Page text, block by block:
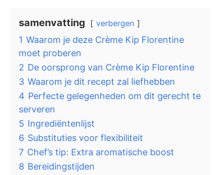
samenvatting verbergen
1 Waarom je deze Crème Kip Florentine
moet proberen
2 De oorsprong van Crème Kip Florentine
3 Waarom je dit recept zal liefhebben
4 Perfecte gelegenheden om dit gerecht te
serveren
5 Ingrediëntenlijst
6 Substituties voor flexibiliteit
7 Chef’s tip: Extra aromatische boost
8 Bereidingstijden